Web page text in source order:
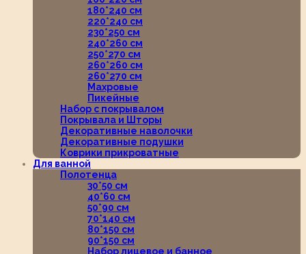
180*240 см
220*240 см
230*250 см
240*260 см
250*270 см
260*260 см
260*270 см
Махровые
Пикейные
Набор с покрывалом
Покрывала и Шторы
Декоративные наволочки
Декоративные подушки
Коврики прикроватные
Для ванной
Полотенца
30*50 см
40*60 см
50*90 см
70*140 см
80*150 см
90*150 см
Набор лицевое и банное